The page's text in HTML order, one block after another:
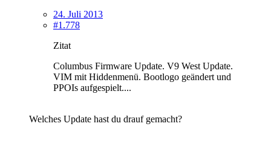
24. Juli 2013
#1.778
Zitat
Columbus Firmware Update. V9 West Update.
VIM mit Hiddenmenü. Bootlogo geändert und
PPOIs aufgespielt....
Welches Update hast du drauf gemacht?